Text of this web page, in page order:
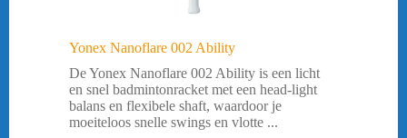
Yonex Nanoflare 002 Ability
De Yonex Nanoflare 002 Ability is een licht
en snel badmintonracket met een head-light
balans en flexibele shaft, waardoor je
moeiteloos snelle swings en vlotte ...